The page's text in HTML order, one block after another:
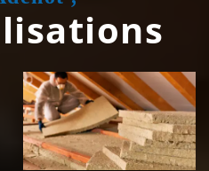
Isolation de
toiture 39
Jura